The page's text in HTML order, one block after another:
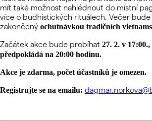
mít také možnost nahlédnout do místní
více o budhistických rituálech. Večer bude
zakončený ochutnávkou tradičních
Začátek akce bude probíhat 27. 2. v 17:00.,
předpokládá na 20:00 hodinu.
Akce je zdarma, počet účastníků je omezen.
Registrujte se na emailu: